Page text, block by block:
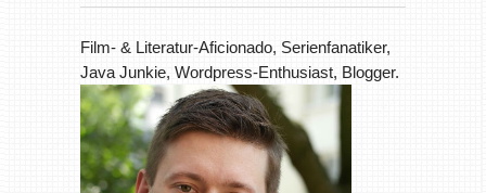
Film- & Literatur-Aficionado, Serienfanatiker,
Java Junkie, Wordpress-Enthusiast, Blogger.